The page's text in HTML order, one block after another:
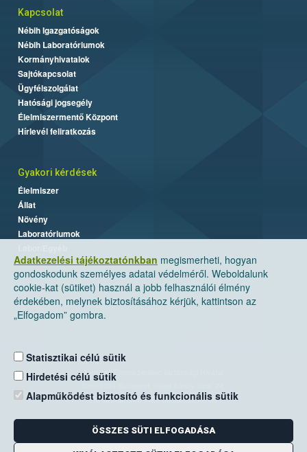
Adatkezelési tájékoztatónkban megismerheti, hogyan
gondoskodunk személyes adatai védelméről. Weboldalunk
cookie-kat (sütiket) használ a jobb felhasználói élmény
érdekében, melynek biztosításához kérjük, kattintson az
„Elfogadom” gombra.
Statisztikai célú sütik
Hirdetési célú sütik
Alapműködést biztosító és funkcionális sütik
ÖSSZES SÜTI ELFOGADÁSA
Kapcsolat
Nébih Igazgatóságok
Nébih Laboratóriumok
Kormányhivatalok
Sajtókapcsolat
Ügyfélszolgálat
Hatósági jogsegély
Élelmiszermentő Központ
Hírlevél feliratkozás
Gyakori kérdések
Élelmiszer
Állat
Növény
Laboratóriumok
Nemzeti Élelmiszerlánc-biztonsági Hivatal
Levelezési cím: 1525 Budapest. Pf. 30.
E-mail:ugyfelszolgalat@nebih.gov.hu